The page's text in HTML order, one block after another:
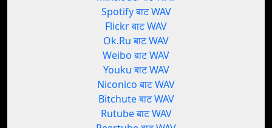
Spotify बाट WAV
Flickr बाट WAV
Ok.Ru बाट WAV
Weibo बाट WAV
Youku बाट WAV
Niconico बाट WAV
Bitchute बाट WAV
Rutube बाट WAV